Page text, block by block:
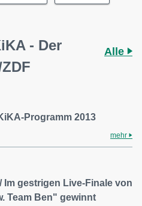
- Der
Alle
Programm 2013
mehr
Im gestrigen Live-Finale von
Team Ben" gewinnt